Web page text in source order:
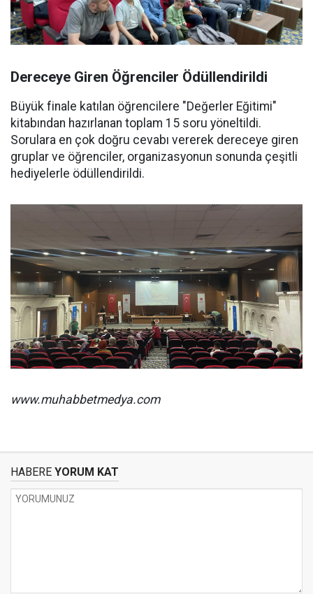
Dereceye Giren Öğrenciler Ödüllendirildi
Büyük finale katılan öğrencilere "Değerler Eğitimi"
kitabından hazırlanan toplam 15 soru yöneltildi.
Sorulara en çok doğru cevabı vererek dereceye giren
gruplar ve öğrenciler, organizasyonun sonunda çeşitli
hediyelerle ödüllendirildi.
www.muhabbetmedya.com
HABERE YORUM KAT